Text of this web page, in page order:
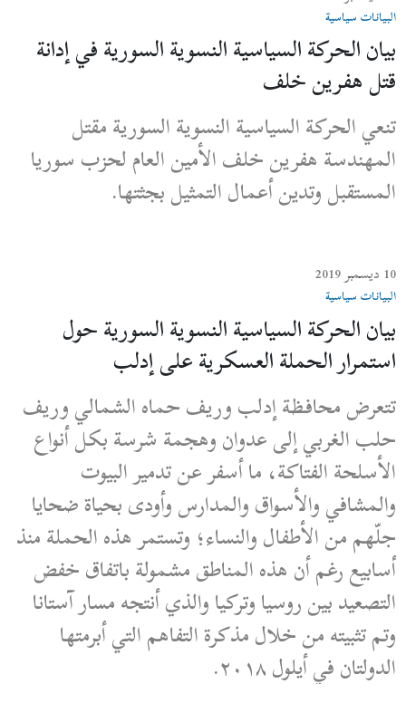
البيانات سياسية
بيان الحركة السياسية النسوية السورية في إدانة
قتل هفرين خلف
تنعي الحركة السياسية النسوية السورية مقتل
المهندسة هفرين خلف الأمين العام لحزب سوريا
المستقبل وتدين أعمال التمثيل بجثتها.
10 ديسمبر 2019
البيانات سياسية
بيان الحركة السياسية النسوية السورية حول
استمرار الحملة العسكرية على إدلب
تتعرض محافظة إدلب وريف حماه الشمالي وريف
حلب الغربي إلى عدوان وهجمة شرسة بكل أنواع
الأسلحة الفتاكة، ما أسفر عن تدمير البيوت
والمشافي والأسواق والمدارس وأودى بحياة ضحايا
جلّهم من الأطفال والنساء؛ وتستمر هذه الحملة منذ
أسابيع رغم أن هذه المناطق مشمولة باتفاق خفض
التصعيد بين روسيا وتركيا والذي أنتجه مسار آستانا
وتم تثبيته من خلال مذكرة التفاهم التي أبرمتها
الدولتان في أيلول ٢٠١٨.